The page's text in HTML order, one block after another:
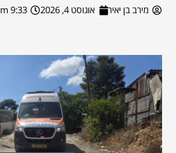
מירב בן יאיר אוגוסט 4, 2026 9:33 pm